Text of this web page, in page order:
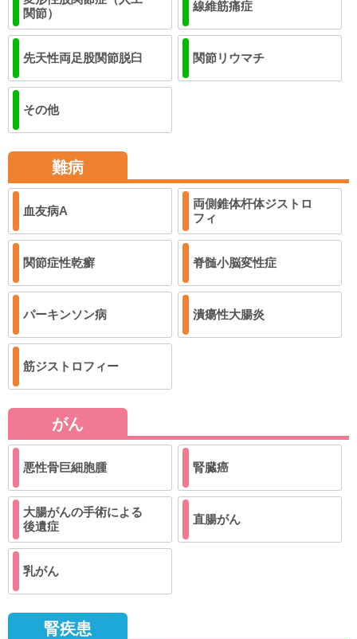
関節）
線維筋痛症
先天性両足股関節脱臼 関節リウマチ
その他
難病
血友病A
両側錐体杆体ジストロ
フィ
関節症性乾癬 脊髄小脳変性症
パーキンソン病 潰瘍性大腸炎
筋ジストロフィー
がん
悪性骨巨細胞腫 腎臓癌
大腸がんの手術による
後遺症
直腸がん
乳がん
腎疾患